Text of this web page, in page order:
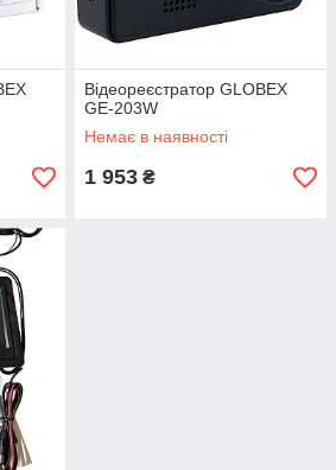
Відеореєстратор GLOBEX
GE-203W
Немає в наявності
1 953 ₴